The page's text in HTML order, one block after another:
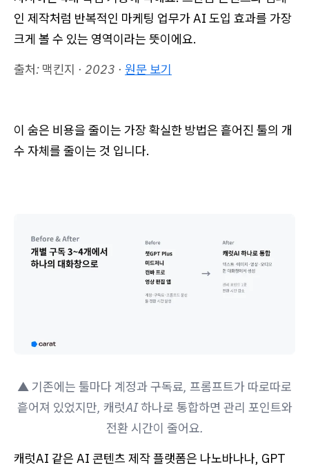
인 제작처럼 반복적인 마케팅 업무가 AI 도입 효과를 가장
크게 볼 수 있는 영역이라는 뜻이에요.
출처: 맥킨지 · 2023 · 원문 보기
이 숨은 비용을 줄이는 가장 확실한 방법은 흩어진 툴의 개
수 자체를 줄이는 것 입니다.
▲ 기존에는 툴마다 계정과 구독료, 프롬프트가 따로따로
흩어져 있었지만, 캐럿AI 하나로 통합하면 관리 포인트와
전환 시간이 줄어요.
캐럿AI 같은 AI 콘텐츠 제작 플랫폼은 나노바나나, GPT